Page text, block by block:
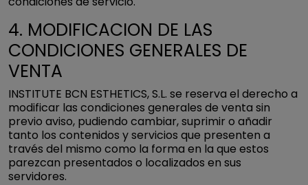
4. MODIFICACION DE LAS
CONDICIONES GENERALES DE
VENTA
INSTITUTE BCN ESTHETICS, S.L. se reserva el derecho a
modificar las condiciones generales de venta sin
previo aviso, pudiendo cambiar, suprimir o añadir
tanto los contenidos y servicios que presenten a
través del mismo como la forma en la que estos
parezcan presentados o localizados en sus
servidores.